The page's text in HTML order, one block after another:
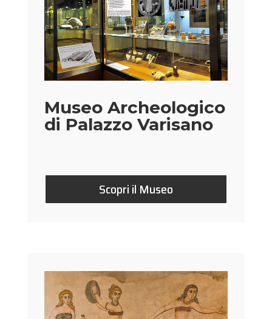
Museo Archeologico
di Palazzo Varisano
Scopri il Museo